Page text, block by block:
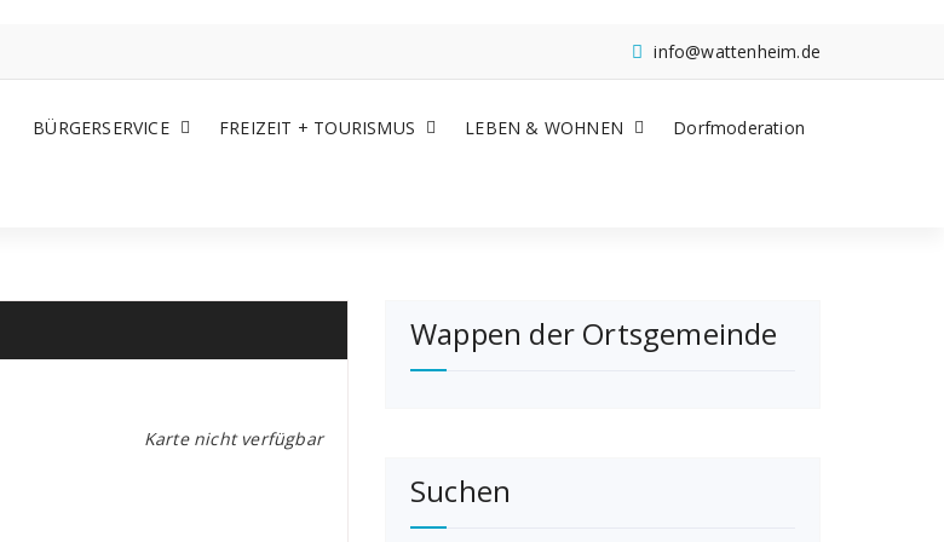
info@wattenheim.de
BÜRGERSERVICE FREIZEIT + TOURISMUS LEBEN & WOHNEN Dorfmoderation
Karte nicht verfügbar
Wappen der Ortsgemeinde
Suchen